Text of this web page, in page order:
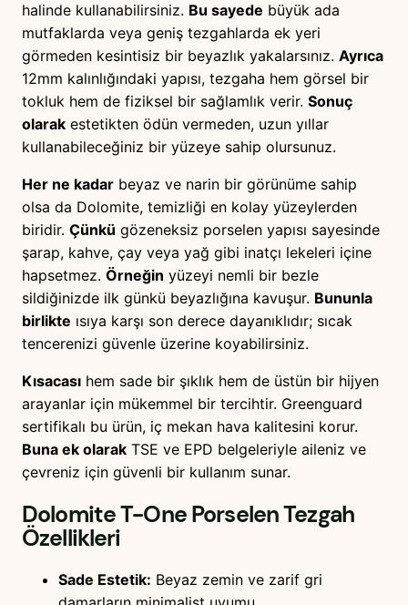
halinde kullanabilirsiniz. Bu sayede büyük ada
mutfaklarda veya geniş tezgahlarda ek yeri
görmeden kesintisiz bir beyazlık yakalarsınız. Ayrıca
12mm kalınlığındaki yapısı, tezgaha hem görsel bir
tokluk hem de fiziksel bir sağlamlık verir. Sonuç
olarak estetikten ödün vermeden, uzun yıllar
kullanabileceğiniz bir yüzeye sahip olursunuz.
Her ne kadar beyaz ve narin bir görünüme sahip
olsa da Dolomite, temizliği en kolay yüzeylerden
biridir. Çünkü gözeneksiz porselen yapısı sayesinde
şarap, kahve, çay veya yağ gibi inatçı lekeleri içine
hapsetmez. Örneğin yüzeyi nemli bir bezle
sildiğinizde ilk günkü beyazlığına kavuşur. Bununla
birlikte ısıya karşı son derece dayanıklıdır; sıcak
tencerenizi güvenle üzerine koyabilirsiniz.
Kısacası hem sade bir şıklık hem de üstün bir hijyen
arayanlar için mükemmel bir tercihtir. Greenguard
sertifikalı bu ürün, iç mekan hava kalitesini korur.
Buna ek olarak TSE ve EPD belgeleriyle aileniz ve
çevreniz için güvenli bir kullanım sunar.
Dolomite T-One Porselen Tezgah
Özellikleri
Sade Estetik: Beyaz zemin ve zarif gri